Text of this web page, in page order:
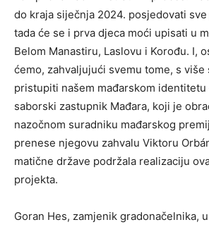
do kraja siječnja 2024. posjedovati
tada će se i prva djeca moći upisati u
Belom Manastiru, Laslovu i Korođu. I,
ćemo, zahvaljujući svemu tome, s više
pristupiti našem mađarskom identitetu
saborski zastupnik Mađara, koji je
nazočnom suradniku mađarskog
prenese njegovu zahvalu Viktoru
matične države podržala realizaciju
projekta.
Goran Hes, zamjenik gradonačelnika,